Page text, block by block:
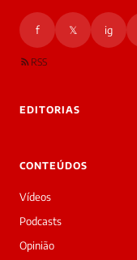
Bom
dia!
Sou
a
daqui
f 𝕏 ig
RSS
EDITORIAS
CONTEÚDOS
Vídeos
Podcasts
Opinião